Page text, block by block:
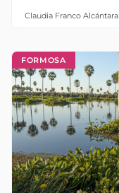
Claudia Franco Alcántara
FORMOSA